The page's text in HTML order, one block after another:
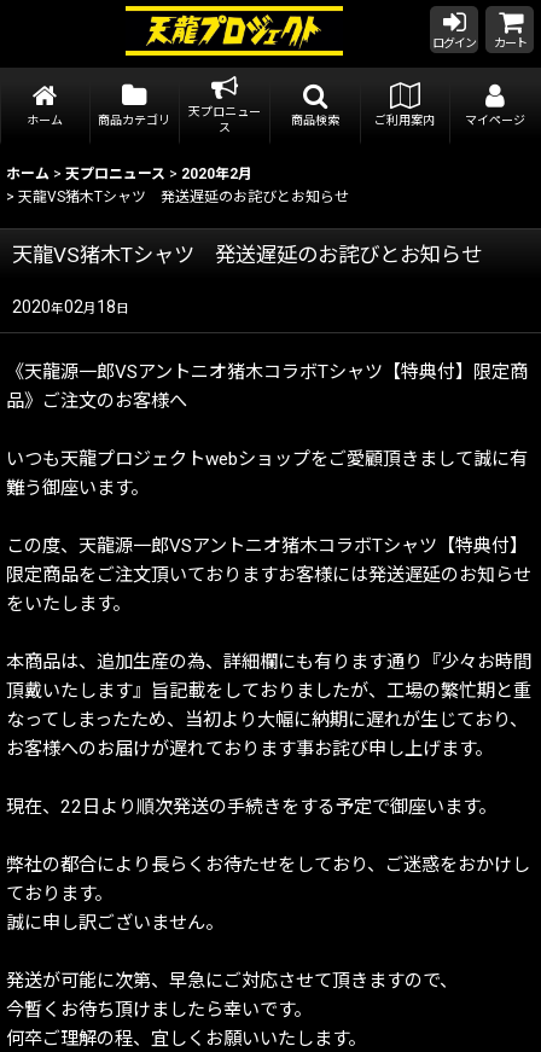
ログイン カート
ホーム 商品カテゴリ
天プロニュー
ス
商品検索 ご利用案内 マイページ
ホーム > 天プロニュース > 2020年2月
> 天龍VS猪木Tシャツ 発送遅延のお詫びとお知らせ
天龍VS猪木Tシャツ 発送遅延のお詫びとお知らせ
2020年02月 18 日
《天龍源一郎VSアントニオ猪木コラボTシャツ【特典付】限定商
品》ご注文のお客様へ
いつも天龍プロジェクトwebショップをご愛顧頂きまして誠に有
難う御座います。
この度、天龍源一郎VSアントニオ猪木コラボTシャツ【特典付】
限定商品をご注文頂いておりますお客様には発送遅延のお知らせ
をいたします。
本商品は、追加生産の為、詳細欄にも有ります通り『少々お時間
頂戴いたします』旨記載をしておりましたが、工場の繁忙期と重
なってしまったため、当初より大幅に納期に遅れが生じており、
お客様へのお届けが遅れております事お詫び申し上げます。
現在、22日より順次発送の手続きをする予定で御座います。
弊社の都合により長らくお待たせをしており、ご迷惑をおかけし
ております。
誠に申し訳ございません。
発送が可能に次第、早急にご対応させて頂きますので、
今暫くお待ち頂けましたら幸いです。
何卒ご理解の程、宜しくお願いいたします。